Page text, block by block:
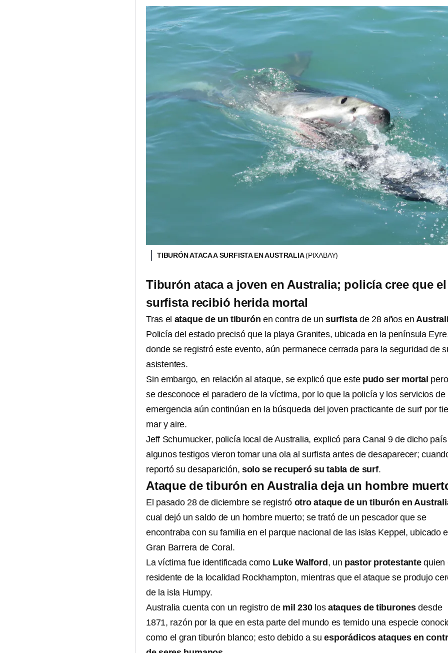
TIBURÓN ATACA A SURFISTA EN AUSTRALIA(PIXABAY)
Tiburón ataca a joven en Australia; policía cree que el
surfista recibió herida mortal
Tras el ataque de un tiburón en contra de unsurfistade 28 años en
Policía del estado precisó que la playa Granites, ubicada en la península
donde se registró este evento, aún permanece cerrada para la seguridad de
asistentes.
Sin embargo, en relación al ataque, se explicó que estepudo ser mortal
se desconoce el paradero de la víctima, por lo que la policía y los servicios de
emergencia aún continúan en la búsqueda del joven practicante de surf por
mar y aire.
Jeff Schumucker, policía local de Australia, explicó para Canal 9 de dicho
algunos testigos vieron tomar una ola al surfista antes de desaparecer;
reportó su desaparición, solo se recuperó su tabla de surf.
Ataque de tiburón en Australia deja un hombre
El pasado 28 de diciembre se registró otro ataque de un tiburón en
cual dejó un saldo de un hombre muerto; se trató de un pescador que se
encontraba con su familia en el parque nacional de las islas Keppel, ubicado
Gran Barrera de Coral.
La víctima fue identificada como Luke Walford , un pastor protestantequien
residente de la localidad Rockhampton, mientras que el ataque se produjo
de la isla Humpy.
Australia cuenta con un registro de mil 230los ataques de tiburonesdesde
1871, razón por la que en esta parte del mundo es temido una especie
como el gran tiburón blanco; esto debido a suesporádicos ataques en